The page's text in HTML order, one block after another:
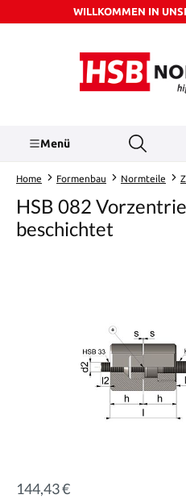
Zum Hauptinhalt springen
WILLKOMMEN IN
Menü
Home Formenbau Normteile
HSB 082
beschichtet
Regulärer Preis:
144,43 €